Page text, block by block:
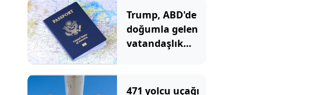
anlaşıyor
Trump, ABD'de
doğumla gelen
vatandaşlık
471 yolcu uçağı